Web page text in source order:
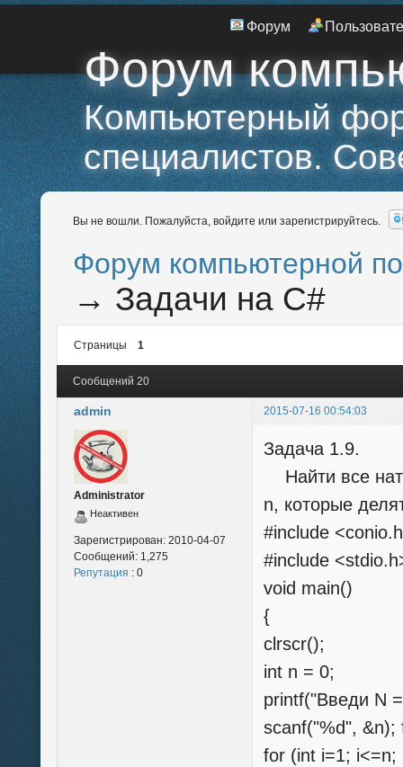
Форум
Форум
Компьютерный
специалистов.
Вы не вошли. Пожалуйста, войдите или зарегистрируйтесь.
Форум компьютерной
→ Задачи на C#
Страницы 1
Сообщений 20
admin 2015-07-16 00:54:03
Administrator
Неактивен
Зарегистрирован: 2010-04-07
Сообщений: 1,275
Репутация : 0
Задача 1.9.
Найти все
n, которые
#include
#include
void main()
{
clrscr();
int n = 0;
printf("Введи N
scanf("%d", &n);
for (int i=1; i<=n;